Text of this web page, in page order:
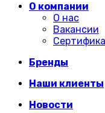
О компании
О нас
Вакансии
Бренды
Наши клиенты
Новости